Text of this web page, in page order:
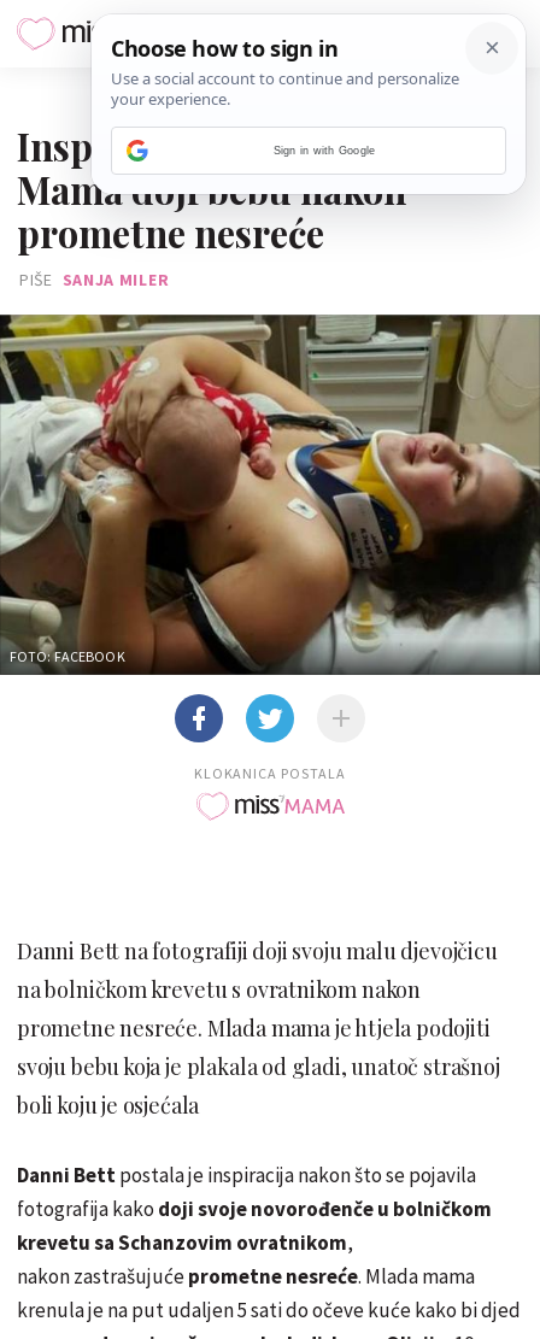
Inspirativna fotografija:
Mama doji bebu nakon
prometne nesreće
PIŠE SANJA MILER
FOTO: FACEBOOK
KLOKANICA POSTALA
Danni Bett na fotografiji doji svoju malu djevojčicu
na bolničkom krevetu s ovratnikom nakon
prometne nesreće. Mlada mama je htjela podojiti
svoju bebu koja je plakala od gladi, unatoč strašnoj
boli koju je osjećala
Danni Bettpostala je inspiracija nakon što se pojavila
fotografija kako doji svoje novorođenče u bolničkom
krevetu sa Schanzovim ovratnikom,
nakon zastrašujućeprometne nesreće. Mlada mama
krenula je na put udaljen 5 sati do očeve kuće kako bi djed
Sign in with Google